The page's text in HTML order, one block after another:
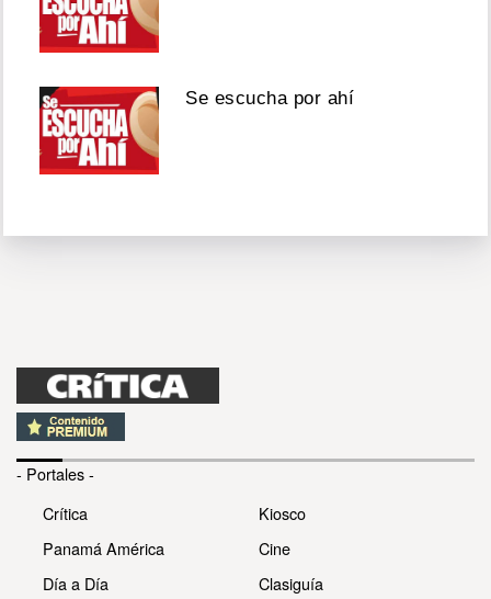
Se escucha por ahí
- Portales -
Crítica
Panamá América
Día a Día
Kiosco
Cine
Clasiguía